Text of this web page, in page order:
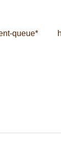
queue*